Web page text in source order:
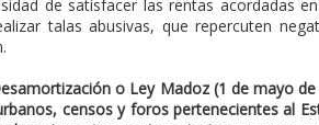
de satisfacer las rentas acordadas
talas abusivas, que repercuten
o Ley Madoz (1 de mayo
censos y foros pertenecientes al